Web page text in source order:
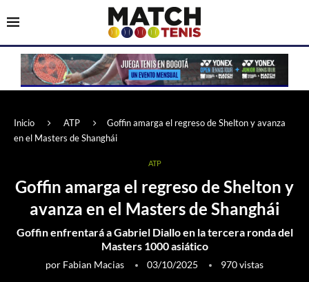
Inicio ATP
Goffin amarga el regreso de Shelton y avanza
en el Masters de Shanghái
ATP
Goffin amarga el regreso de Shelton y
avanza en el Masters de Shanghái
Goffin enfrentará a Gabriel Diallo en la tercera ronda del
Masters 1000 asiático
por Fabian Macias 03/10/2025 970vistas